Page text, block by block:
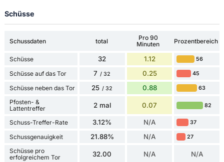
Schüsse
Schussdaten total
Pro 90
Minuten
Prozentbereich
Schüsse 32 1.12 56
Schüsse auf das Tor 7 / 32 0.25 45
Schüsse neben das Tor 25 / 32 0.88 63
Pfosten- &
Lattentreffer
2 mal 0.07 82
Schuss-Treffer-Rate 3.12% N/A 37
Schussgenauigkeit 21.88% N/A 27
Schüsse pro
erfolgreichem Tor
32.00 N/A N/A